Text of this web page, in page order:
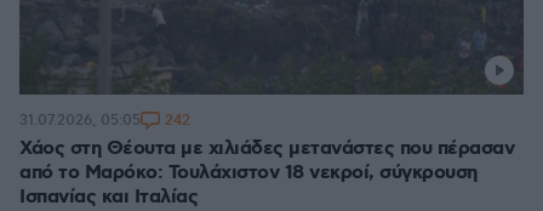
Χάος στη Θέουτα με χιλιάδες μετανάστες που πέρασαν
από το Μαρόκο: Τουλάχιστον 18 νεκροί, σύγκρουση
Ισπανίας και Ιταλίας
31.07.2026, 05:05 242